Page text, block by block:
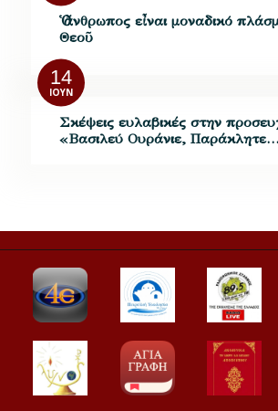
Ὁ ἄνθρωπος εἶναι μοναδικό
Θεοῦ
14
ΙΟΎΝ
Σκέψεις ευλαβικές στην
«Βασιλεύ Ουράνιε,